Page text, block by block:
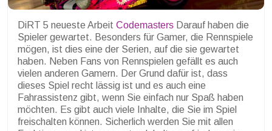
DiRT 5 neueste Arbeit Codemasters Darauf haben die
Spieler gewartet. Besonders für Gamer, die Rennspiele
mögen, ist dies eine der Serien, auf die sie gewartet
haben. Neben Fans von Rennspielen gefällt es auch
vielen anderen Gamern. Der Grund dafür ist, dass
dieses Spiel recht lässig ist und es auch eine
Fahrassistenz gibt, wenn Sie einfach nur Spaß haben
möchten. Es gibt auch viele Inhalte, die Sie im Spiel
freischalten können. Sicherlich werden Sie mit allen